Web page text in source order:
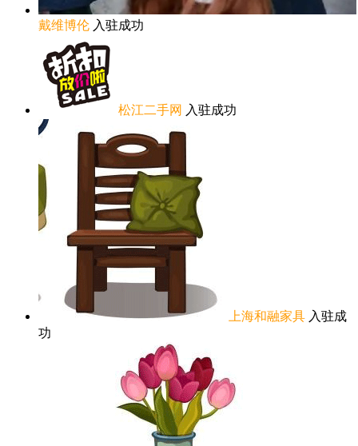
戴维博伦 入驻成功
松江二手网 入驻成功
上海和融家具 入驻成
功